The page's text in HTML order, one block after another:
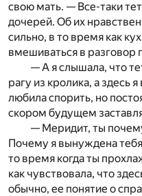
свою мать. — Все-таки
дочерей. Об их
сильно, в то время как
вмешиваться в разговор
— А я слышала, что
рагу из кролика, а здесь
любила спорить, но
скором будущем
— Меридит, ты
Почему я вынуждена
то время когда ты
как чувствовала, что
обычно, ее понятие о